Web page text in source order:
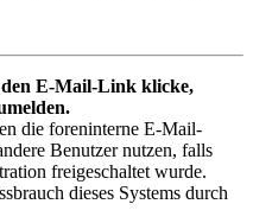
den E-Mail-Link klicke,
die foreninterne E-Mail-
Benutzer nutzen, falls
freigeschaltet wurde.
dieses Systems durch